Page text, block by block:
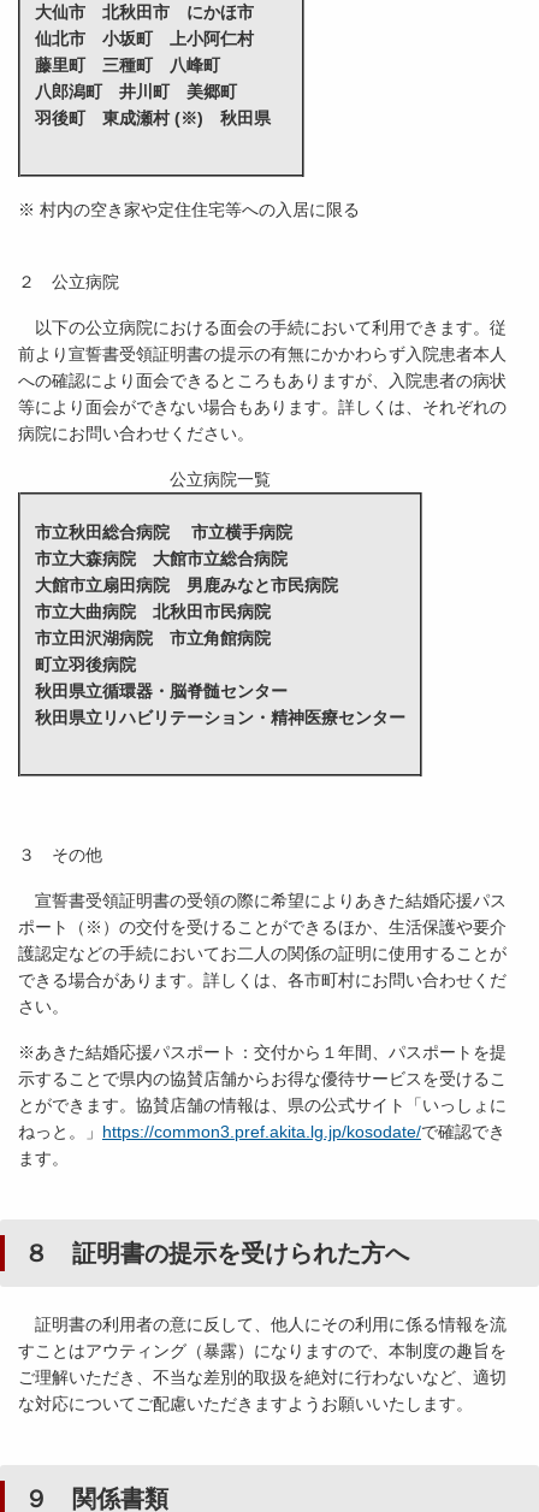
大仙市 北秋田市 にかほ市
仙北市 小坂町 上小阿仁村
藤里町 三種町 八峰町
八郎潟町 井川町 美郷町
羽後町 東成瀬村 (※) 秋田県
※ 村内の空き家や定住住宅等への入居に限る
２ 公立病院
以下の公立病院における面会の手続において利用できます。従
前より宣誓書受領証明書の提示の有無にかかわらず入院患者本人
への確認により面会できるところもありますが、入院患者の病状
等により面会ができない場合もあります。詳しくは、それぞれの
病院にお問い合わせください。
公立病院一覧
市立秋田総合病院 市立横手病院
市立大森病院 大館市立総合病院
大館市立扇田病院 男鹿みなと市民病院
市立大曲病院 北秋田市民病院
市立田沢湖病院 市立角館病院
町立羽後病院
秋田県立循環器・脳脊髄センター
秋田県立リハビリテーション・精神医療センター
３ その他
宣誓書受領証明書の受領の際に希望によりあきた結婚応援パス
ポート（※）の交付を受けることができるほか、生活保護や要介
護認定などの手続においてお二人の関係の証明に使用することが
できる場合があります。詳しくは、各市町村にお問い合わせくだ
さい。
※あきた結婚応援パスポート：交付から１年間、パスポートを提
示することで県内の協賛店舗からお得な優待サービスを受けるこ
とができます。協賛店舗の情報は、県の公式サイト「いっしょに
ねっと。」 https://common3.pref.akita.lg.jp/kosodate/で確認でき
ます。
８ 証明書の提示を受けられた方へ
証明書の利用者の意に反して、他人にその利用に係る情報を流
すことはアウティング（暴露）になりますので、本制度の趣旨を
ご理解いただき、不当な差別的取扱を絶対に行わないなど、適切
な対応についてご配慮いただきますようお願いいたします。
９ 関係書類